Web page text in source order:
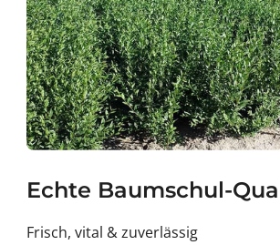
Echte Baumschul-
Frisch, vital & zuverlässig